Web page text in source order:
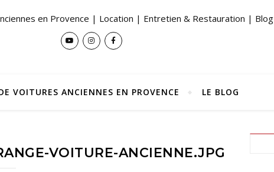
en Provence | Location | Entretien & Restauration | Blog
VOITURES ANCIENNES EN PROVENCE LE BLOG
VOITURE-ANCIENNE.JPG